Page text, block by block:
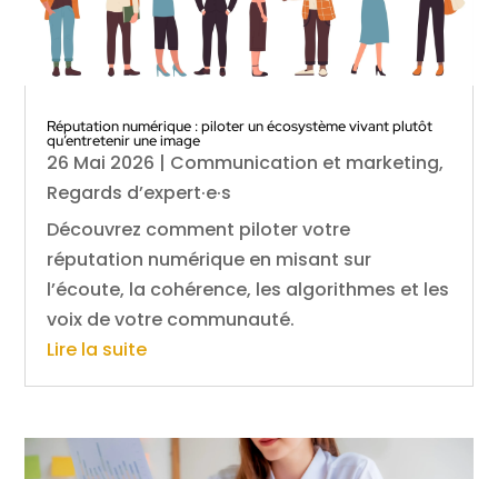
Réputation numérique : piloter un écosystème vivant plutôt
qu’entretenir une image
26 Mai 2026 | Communication et marketing,
Regards d’expert·e·s
Découvrez comment piloter votre
réputation numérique en misant sur
l’écoute, la cohérence, les algorithmes et les
voix de votre communauté.
Lire la suite